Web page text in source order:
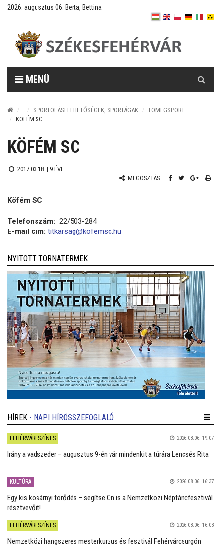
2026. augusztus 06. Berta, Bettina
MENÜ
SPORTOLÁSI LEHETŐSÉGEK, SPORTÁGAK
TÖMEGSPORT
KÖFÉM SC
KÖFÉM SC
2017.03.18. | 9 ÉVE
MEGOSZTÁS:
Köfém SC
Telefonszám: 22/503-284
E-mail cím: titkarsag@kofemsc.hu
NYITOTT TORNATERMEK
HÍREK - NAPI HÍRÖSSZEFOGLALÓ
FEHÉRVÁRI SZÍNES 2026.08.06. 19:07
Irány a vadszeder – augusztus 9-én vár mindenkit a túrára Lencsés Rita
KULTÚRA 2026.08.06. 16:37
Egy kis kosárnyi törődés – segítse Ön is a Nemzetközi Néptáncfesztivál
résztvevőit!
FEHÉRVÁRI SZÍNES 2026.08.06. 16:03
Nemzetközi hangszeres mesterkurzus és fesztivál Fehérvárcsurgón